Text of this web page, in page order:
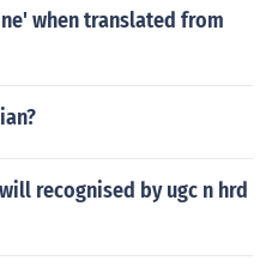
when translated from
recognised by ugc n hrd